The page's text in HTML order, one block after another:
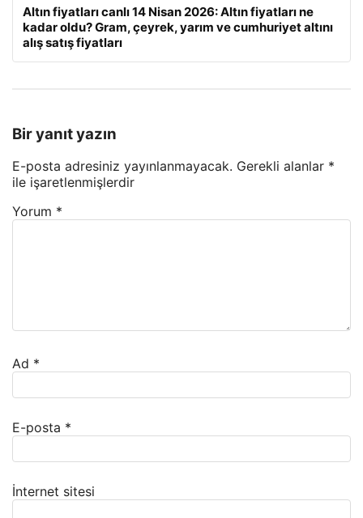
Altın fiyatları canlı 14 Nisan 2026: Altın fiyatları ne
kadar oldu? Gram, çeyrek, yarım ve cumhuriyet altını
alış satış fiyatları
Bir yanıt yazın
E-posta adresiniz yayınlanmayacak. Gerekli alanlar *
ile işaretlenmişlerdir
Yorum *
Ad *
E-posta *
İnternet sitesi